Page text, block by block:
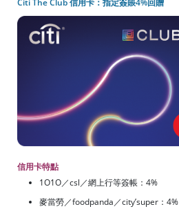
信用卡特點
1O1O／csl／網上行等簽帳：4%
麥當勞／foodpanda／city’super：4%